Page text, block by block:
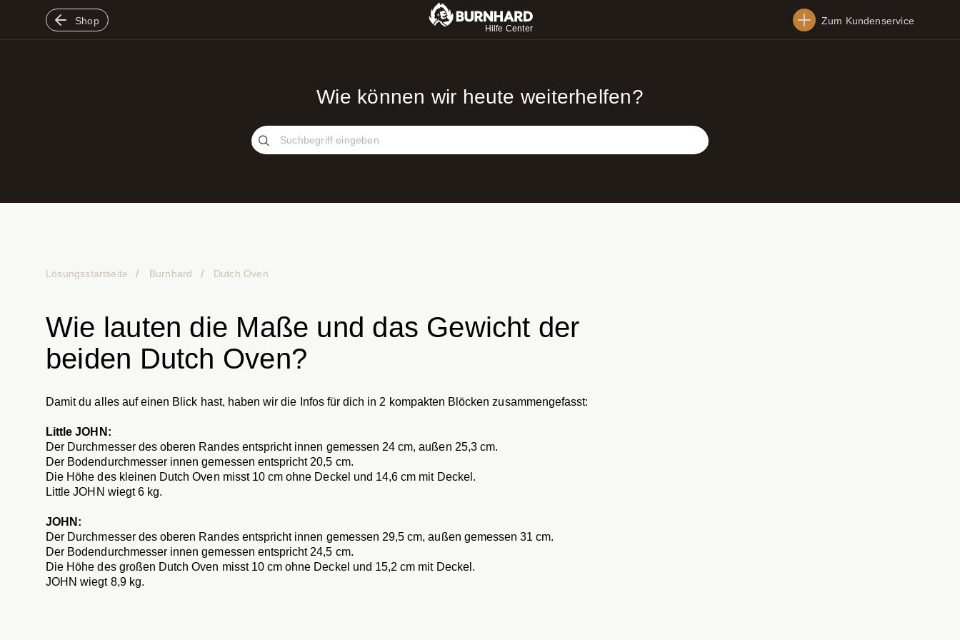
Shop
Hilfe Center
Zum Kundenservice
Wie können wir heute weiterhelfen?
Lösungsstartseite Burnhard Dutch Oven
Wie lauten die Maße und das Gewicht der
beiden Dutch Oven?
Damit du alles auf einen Blick hast, haben wir die Infos für dich in 2 kompakten Blöcken zusammengefasst:
Little JOHN:
Der Durchmesser des oberen Randes entspricht innen gemessen 24 cm, außen 25,3 cm.
Der Bodendurchmesser innen gemessen entspricht 20,5 cm.
Die Höhe des kleinen Dutch Oven misst 10 cm ohne Deckel und 14,6 cm mit Deckel.
Little JOHN wiegt 6 kg.
JOHN:
Der Durchmesser des oberen Randes entspricht innen gemessen 29,5 cm, außen gemessen 31 cm.
Der Bodendurchmesser innen gemessen entspricht 24,5 cm.
Die Höhe des großen Dutch Oven misst 10 cm ohne Deckel und 15,2 cm mit Deckel.
JOHN wiegt 8,9 kg.